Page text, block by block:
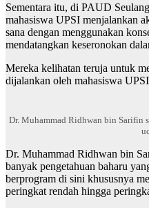
Sementara itu, di PAUD
mahasiswa UPSI menjalankan
sana dengan menggunakan
mendatangkan keseronokan
Mereka kelihatan teruja untuk
dijalankan oleh mahasiswa
Dr. Muhammad Ridhwan bin Sarifin
Dr. Muhammad Ridhwan bin
banyak pengetahuan baharu
berprogram di sini khususnya
peringkat rendah hingga